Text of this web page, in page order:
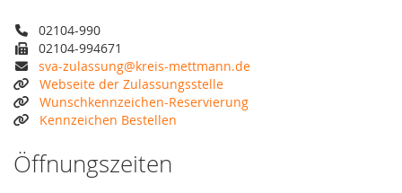
02104-990
02104-994671
sva-zulassung@kreis-mettmann.de
Webseite der Zulassungsstelle
Wunschkennzeichen-Reservierung
Kennzeichen Bestellen
Öffnungszeiten